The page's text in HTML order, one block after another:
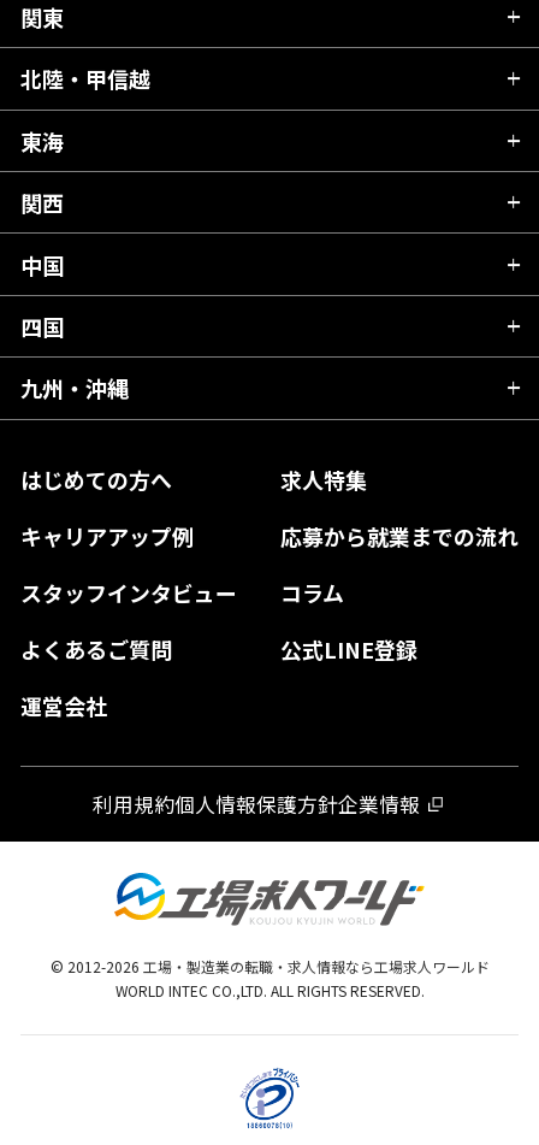
はじめての方へ
求人特集
キャリアアップ例
応募から就業までの流れ
スタッフインタビュー
コラム
よくあるご質問
公式LINE登録
運営会社
北海道
青森県
秋田県
岩手県
宮城県
福島県
関東
茨城県
栃木県
群馬県
千葉県
東京都
神奈川県
北陸・甲信越
新潟県
富山県
石川県
山梨県
長野県
東海
岐阜県
静岡県
愛知県
関西
滋賀県
京都府
大阪府
奈良県
和歌山県
中国
広島県
岡山県
島根県
山口県
四国
愛媛県
高知県
徳島県
九州・沖縄
熊本県
宮崎県
利用規約個人情報保護方針企業情報
© 2012-2026 工場・製造業の転職・求人情報なら工場求人ワールド
WORLD INTEC CO.,LTD. ALL RIGHTS RESERVED.